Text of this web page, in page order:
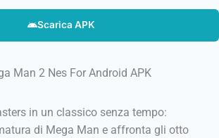
Scarica APK
in un classico senza tempo:
di Mega Man e affronta gli otto